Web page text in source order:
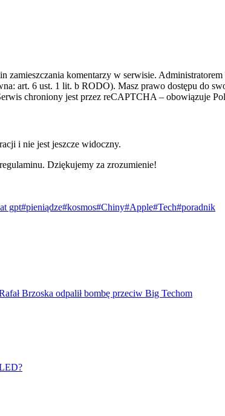
zamieszczania komentarzy w serwisie.
art. 6 ust. 1 lit. b RODO). Masz prawo dostępu do
chroniony jest przez reCAPTCHA – obowiązuje
i nie jest jeszcze widoczny.
Dziękujemy za zrozumienie!
gpt#pieniądze#kosmos#Chiny#Apple#Tech#poradnik
Brzoska odpalił bombę przeciw Big Techom